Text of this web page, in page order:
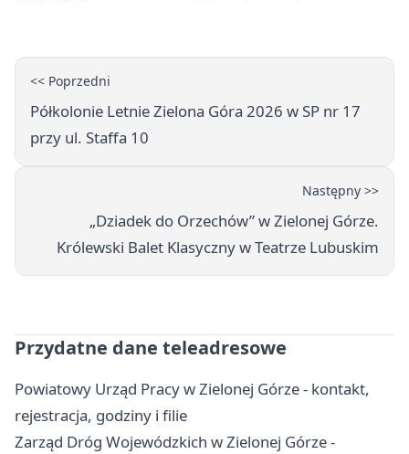
<< Poprzedni
Półkolonie Letnie Zielona Góra 2026 w SP nr 17
przy ul. Staffa 10
Następny >>
„Dziadek do Orzechów” w Zielonej Górze.
Królewski Balet Klasyczny w Teatrze Lubuskim
Przydatne dane teleadresowe
Powiatowy Urząd Pracy w Zielonej Górze - kontakt,
rejestracja, godziny i filie
Zarząd Dróg Wojewódzkich w Zielonej Górze -